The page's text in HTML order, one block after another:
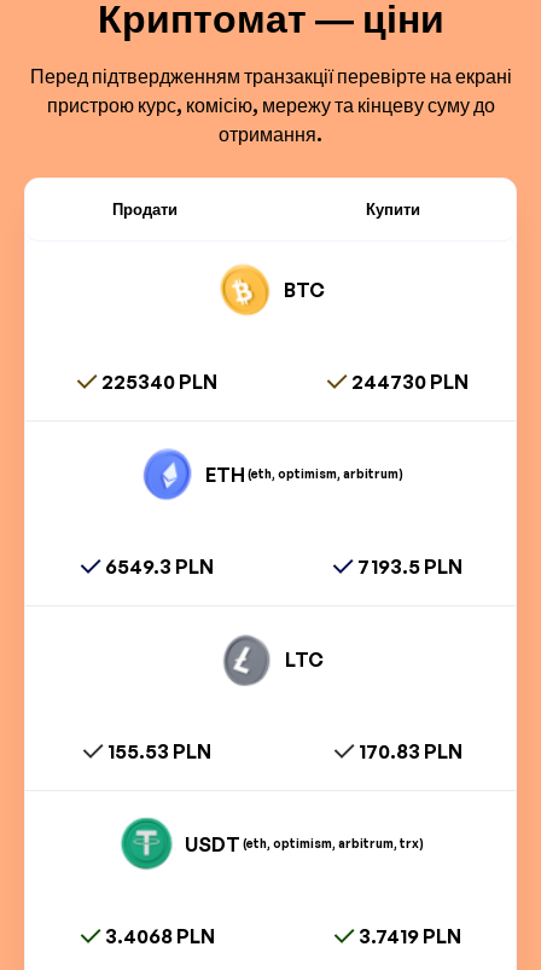
Криптомат — ціни
Перед підтвердженням транзакції перевірте на екрані
пристрою курс, комісію, мережу та кінцеву суму до
отримання.
Продати Купити
BTC
225340 PLN 244730 PLN
ETH (eth, optimism, arbitrum)
6549.3 PLN 7193.5 PLN
LTC
155.53 PLN 170.83 PLN
USDT (eth, optimism, arbitrum, trx)
3.4068 PLN 3.7419 PLN